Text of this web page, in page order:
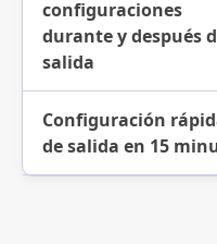
configuraciones
durante y después
salida
Configuración
de salida en 15